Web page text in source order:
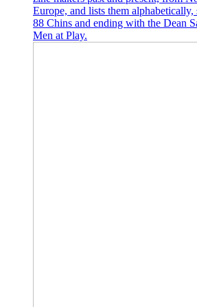
Europe, and lists them
88 Chins and ending with the Dean
Men at Play.